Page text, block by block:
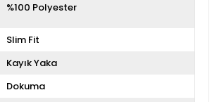
%100 Polyester
Slim Fit
Kayık Yaka
Dokuma